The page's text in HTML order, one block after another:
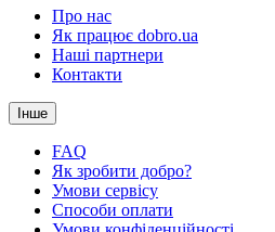
Про нас
Як працює dobro.ua
Наші партнери
Контакти
Інше
FAQ
Як зробити добро?
Умови сервісу
Способи оплати